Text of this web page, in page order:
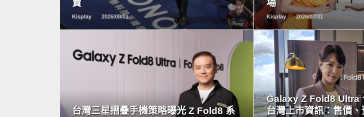
賣
Kisplay 2026/08/01
場
Kisplay 2026/07/31
台灣三星摺疊手機策略曝光 Z Fold8 系
Galaxy Z Fold8 Ultra
台灣上市資訊：售價、
READ